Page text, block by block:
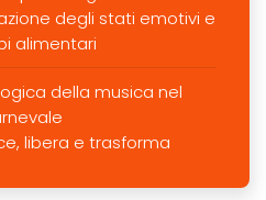
degli stati emotivi e
alimentari
della musica nel
libera e trasforma